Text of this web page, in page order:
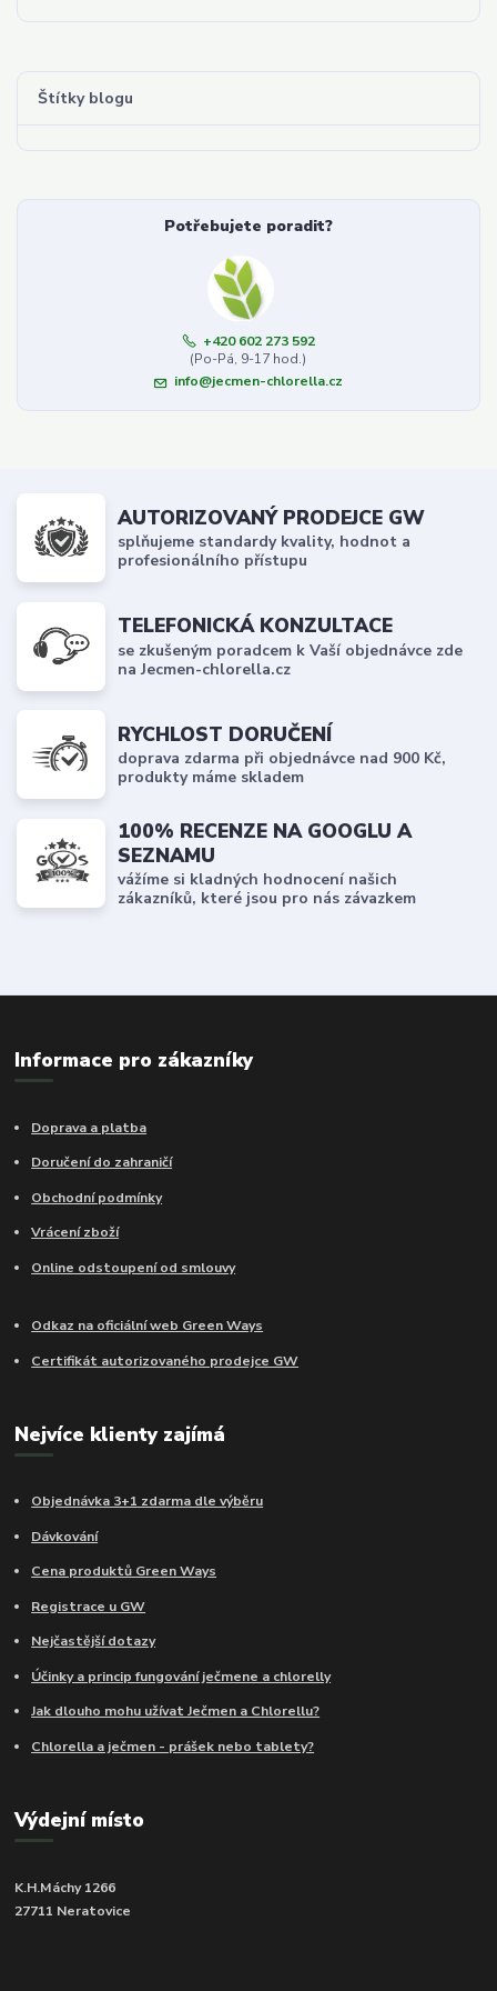
Štítky blogu
Potřebujete poradit?
+420 602 273 592
(Po-Pá, 9-17 hod.)
info@jecmen-chlorella.cz
AUTORIZOVANÝ PRODEJCE GW
splňujeme standardy kvality, hodnot a
profesionálního přístupu
TELEFONICKÁ KONZULTACE
se zkušeným poradcem k Vaší objednávce zde
na Jecmen-chlorella.cz
RYCHLOST DORUČENÍ
doprava zdarma při objednávce nad 900 Kč,
produkty máme skladem
100% RECENZE NA GOOGLU A
SEZNAMU
vážíme si kladných hodnocení našich
zákazníků, které jsou pro nás závazkem
Informace pro zákazníky
Doprava a platba
Doručení do zahraničí
Obchodní podmínky
Vrácení zboží
Online odstoupení od smlouvy
Odkaz na oficiální web Green Ways
Certifikát autorizovaného prodejce GW
Nejvíce klienty zajímá
Objednávka 3+1 zdarma dle výběru
Dávkování
Cena produktů Green Ways
Registrace u GW
Nejčastější dotazy
Účinky a princip fungování ječmene a chlorelly
Jak dlouho mohu užívat Ječmen a Chlorellu?
Chlorella a ječmen - prášek nebo tablety?
Výdejní místo
K.H.Máchy 1266
27711 Neratovice